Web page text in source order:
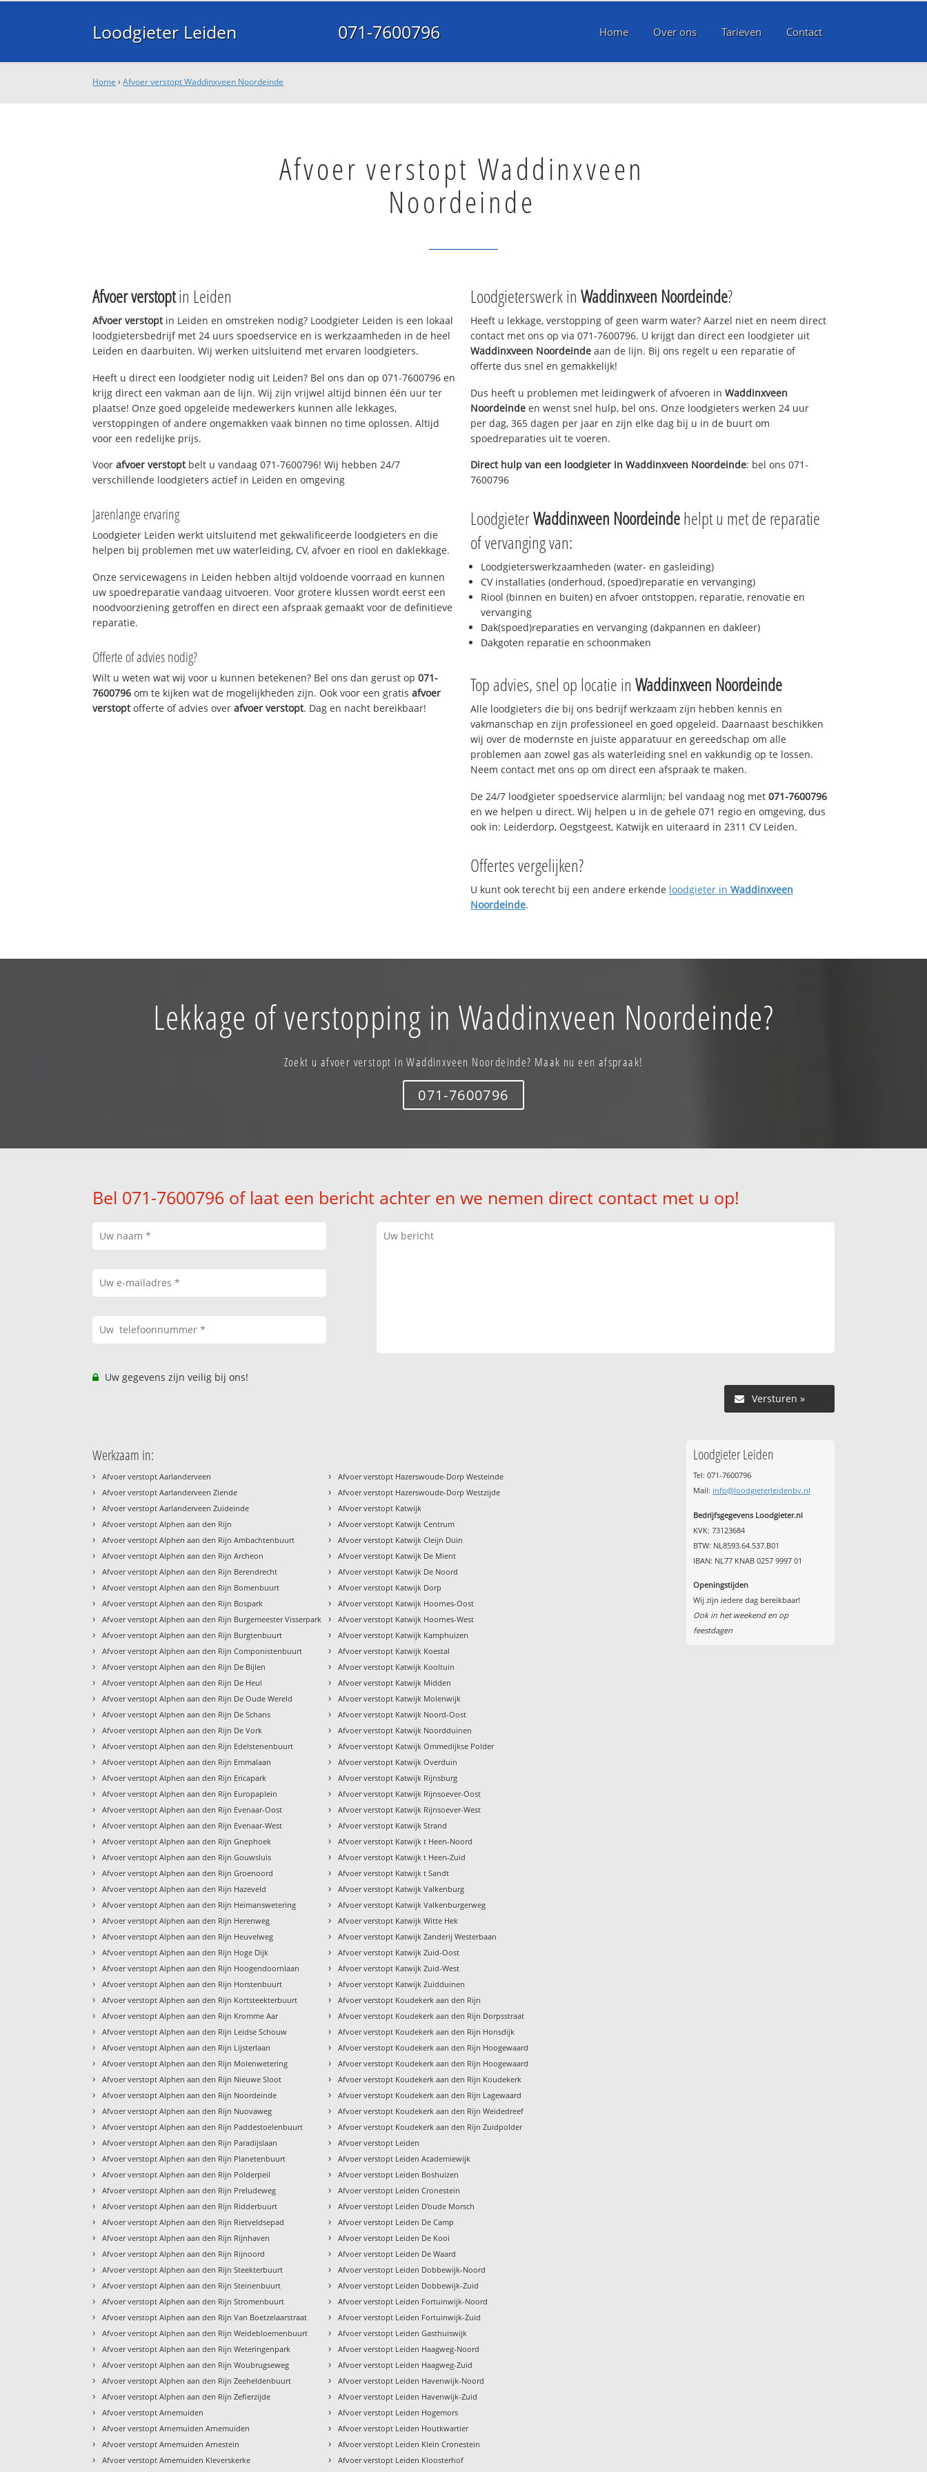
Loodgieter Leiden 071-7600796 Home Over ons Tarieven Contact
Home ›Afvoer verstopt Waddinxveen Noordeinde
Afvoer verstopt Waddinxveen
Noordeinde
Afvoer verstoptin Leiden
Afvoer verstoptin Leiden en omstreken nodig? Loodgieter Leiden is een lokaal
loodgietersbedrijf met 24 uurs spoedservice en is werkzaamheden in de heel
Leiden en daarbuiten. Wij werken uitsluitend met ervaren loodgieters.
Heeft u direct een loodgieter nodig uit Leiden? Bel ons dan op 071-7600796 en
krijg direct een vakman aan de lijn. Wij zijn vrijwel altijd binnen één uur ter
plaatse! Onze goed opgeleide medewerkers kunnen alle lekkages,
verstoppingen of andere ongemakken vaak binnen no time oplossen. Altijd
voor een redelijke prijs.
Voorafvoer verstoptbelt u vandaag 071-7600796! Wij hebben 24/7
verschillende loodgieters actief in Leiden en omgeving
Jarenlange ervaring
Loodgieter Leiden werkt uitsluitend met gekwalificeerde loodgieters en die
helpen bij problemen met uw waterleiding, CV, afvoer en riool en daklekkage.
Onze servicewagens in Leiden hebben altijd voldoende voorraad en kunnen
uw spoedreparatie vandaag uitvoeren. Voor grotere klussen wordt eerst een
noodvoorziening getroffen en direct een afspraak gemaakt voor de definitieve
reparatie.
Offerte of advies nodig?
Wilt u weten wat wij voor u kunnen betekenen? Bel ons dan gerust op071-
7600796 om te kijken wat de mogelijkheden zijn. Ook voor een gratisafvoer
verstoptofferte of advies overafvoer verstopt. Dag en nacht bereikbaar!
Loodgieterswerk in Waddinxveen Noordeinde?
Heeft u lekkage, verstopping of geen warm water? Aarzel niet en neem direct
contact met ons op via 071-7600796. U krijgt dan direct een loodgieter uit
Waddinxveen Noordeinde aan de lijn. Bij ons regelt u een reparatie of
offerte dus snel en gemakkelijk!
Dus heeft u problemen met leidingwerk of afvoeren in Waddinxveen
Noordeinde en wenst snel hulp, bel ons. Onze loodgieters werken 24 uur
per dag, 365 dagen per jaar en zijn elke dag bij u in de buurt om
spoedreparaties uit te voeren.
Direct hulp van een loodgieter in Waddinxveen Noordeinde: bel ons 071-
7600796
LoodgieterWaddinxveen Noordeindehelpt u met de reparatie
of vervanging van:
Loodgieterswerkzaamheden (water- en gasleiding)
CV installaties (onderhoud, (spoed)reparatie en vervanging)
Riool (binnen en buiten) en afvoer ontstoppen, reparatie, renovatie en
vervanging
Dak(spoed)reparaties en vervanging (dakpannen en dakleer)
Dakgoten reparatie en schoonmaken
Top advies, snel op locatie in Waddinxveen Noordeinde
Alle loodgieters die bij ons bedrijf werkzaam zijn hebben kennis en
vakmanschap en zijn professioneel en goed opgeleid. Daarnaast beschikken
wij over de modernste en juiste apparatuur en gereedschap om alle
problemen aan zowel gas als waterleiding snel en vakkundig op te lossen.
Neem contact met ons op om direct een afspraak te maken.
De 24/7 loodgieter spoedservice alarmlijn; bel vandaag nog met 071-7600796
en we helpen u direct. Wij helpen u in de gehele 071 regio en omgeving, dus
ook in: Leiderdorp, Oegstgeest, Katwijk en uiteraard in 2311 CV Leiden.
Offertes vergelijken?
U kunt ook terecht bij een andere erkende loodgieter in Waddinxveen
Noordeinde.
Lekkage of verstopping in Waddinxveen Noordeinde?
Zoekt u afvoer verstopt in Waddinxveen Noordeinde? Maak nu een afspraak!
071-7600796
Bel 071-7600796 of laat een bericht achter en we nemen direct contact met u op!
Uw gegevens zijn veilig bij ons!
Versturen »
Werkzaam in:
› Afvoer verstopt Aarlanderveen
› Afvoer verstopt Aarlanderveen Ziende
› Afvoer verstopt Aarlanderveen Zuideinde
› Afvoer verstopt Alphen aan den Rijn
› Afvoer verstopt Alphen aan den Rijn Ambachtenbuurt
› Afvoer verstopt Alphen aan den Rijn Archeon
› Afvoer verstopt Alphen aan den Rijn Berendrecht
› Afvoer verstopt Alphen aan den Rijn Bomenbuurt
› Afvoer verstopt Alphen aan den Rijn Bospark
› Afvoer verstopt Alphen aan den Rijn Burgemeester Visserpark
› Afvoer verstopt Alphen aan den Rijn Burgtenbuurt
› Afvoer verstopt Alphen aan den Rijn Componistenbuurt
› Afvoer verstopt Alphen aan den Rijn De Bijlen
› Afvoer verstopt Alphen aan den Rijn De Heul
› Afvoer verstopt Alphen aan den Rijn De Oude Wereld
› Afvoer verstopt Alphen aan den Rijn De Schans
› Afvoer verstopt Alphen aan den Rijn De Vork
› Afvoer verstopt Alphen aan den Rijn Edelstenenbuurt
› Afvoer verstopt Alphen aan den Rijn Emmalaan
› Afvoer verstopt Alphen aan den Rijn Ericapark
› Afvoer verstopt Alphen aan den Rijn Europaplein
› Afvoer verstopt Alphen aan den Rijn Evenaar-Oost
› Afvoer verstopt Alphen aan den Rijn Evenaar-West
› Afvoer verstopt Alphen aan den Rijn Gnephoek
› Afvoer verstopt Alphen aan den Rijn Gouwsluis
› Afvoer verstopt Alphen aan den Rijn Groenoord
› Afvoer verstopt Alphen aan den Rijn Hazeveld
› Afvoer verstopt Alphen aan den Rijn Heimanswetering
› Afvoer verstopt Alphen aan den Rijn Herenweg
› Afvoer verstopt Alphen aan den Rijn Heuvelweg
› Afvoer verstopt Alphen aan den Rijn Hoge Dijk
› Afvoer verstopt Alphen aan den Rijn Hoogendoornlaan
› Afvoer verstopt Alphen aan den Rijn Horstenbuurt
› Afvoer verstopt Alphen aan den Rijn Kortsteekterbuurt
› Afvoer verstopt Alphen aan den Rijn Kromme Aar
› Afvoer verstopt Alphen aan den Rijn Leidse Schouw
› Afvoer verstopt Alphen aan den Rijn Lijsterlaan
› Afvoer verstopt Alphen aan den Rijn Molenwetering
› Afvoer verstopt Alphen aan den Rijn Nieuwe Sloot
› Afvoer verstopt Alphen aan den Rijn Noordeinde
› Afvoer verstopt Alphen aan den Rijn Nuovaweg
› Afvoer verstopt Alphen aan den Rijn Paddestoelenbuurt
› Afvoer verstopt Alphen aan den Rijn Paradijslaan
› Afvoer verstopt Alphen aan den Rijn Planetenbuurt
› Afvoer verstopt Alphen aan den Rijn Polderpeil
› Afvoer verstopt Alphen aan den Rijn Preludeweg
› Afvoer verstopt Alphen aan den Rijn Ridderbuurt
› Afvoer verstopt Alphen aan den Rijn Rietveldsepad
› Afvoer verstopt Alphen aan den Rijn Rijnhaven
› Afvoer verstopt Alphen aan den Rijn Rijnoord
› Afvoer verstopt Alphen aan den Rijn Steekterbuurt
› Afvoer verstopt Alphen aan den Rijn Steinenbuurt
› Afvoer verstopt Alphen aan den Rijn Stromenbuurt
› Afvoer verstopt Alphen aan den Rijn Van Boetzelaarstraat
› Afvoer verstopt Alphen aan den Rijn Weidebloemenbuurt
› Afvoer verstopt Alphen aan den Rijn Weteringenpark
› Afvoer verstopt Alphen aan den Rijn Woubrugseweg
› Afvoer verstopt Alphen aan den Rijn Zeeheldenbuurt
› Afvoer verstopt Alphen aan den Rijn Zefierzijde
› Afvoer verstopt Arnemuiden
› Afvoer verstopt Arnemuiden Arnemuiden
› Afvoer verstopt Arnemuiden Arnestein
› Afvoer verstopt Arnemuiden Kleverskerke
› Afvoer verstopt Hazerswoude-Dorp Westeinde
› Afvoer verstopt Hazerswoude-Dorp Westzijde
› Afvoer verstopt Katwijk
› Afvoer verstopt Katwijk Centrum
› Afvoer verstopt Katwijk Cleijn Duin
› Afvoer verstopt Katwijk De Mient
› Afvoer verstopt Katwijk De Noord
› Afvoer verstopt Katwijk Dorp
› Afvoer verstopt Katwijk Hoornes-Oost
› Afvoer verstopt Katwijk Hoornes-West
› Afvoer verstopt Katwijk Kamphuizen
› Afvoer verstopt Katwijk Koestal
› Afvoer verstopt Katwijk Kooltuin
› Afvoer verstopt Katwijk Midden
› Afvoer verstopt Katwijk Molenwijk
› Afvoer verstopt Katwijk Noord-Oost
› Afvoer verstopt Katwijk Noordduinen
› Afvoer verstopt Katwijk Ommedijkse Polder
› Afvoer verstopt Katwijk Overduin
› Afvoer verstopt Katwijk Rijnsburg
› Afvoer verstopt Katwijk Rijnsoever-Oost
› Afvoer verstopt Katwijk Rijnsoever-West
› Afvoer verstopt Katwijk Strand
› Afvoer verstopt Katwijk t Heen-Noord
› Afvoer verstopt Katwijk t Heen-Zuid
› Afvoer verstopt Katwijk t Sandt
› Afvoer verstopt Katwijk Valkenburg
› Afvoer verstopt Katwijk Valkenburgerweg
› Afvoer verstopt Katwijk Witte Hek
› Afvoer verstopt Katwijk Zanderij Westerbaan
› Afvoer verstopt Katwijk Zuid-Oost
› Afvoer verstopt Katwijk Zuid-West
› Afvoer verstopt Katwijk Zuidduinen
› Afvoer verstopt Koudekerk aan den Rijn
› Afvoer verstopt Koudekerk aan den Rijn Dorpsstraat
› Afvoer verstopt Koudekerk aan den Rijn Honsdijk
› Afvoer verstopt Koudekerk aan den Rijn Hoogewaard
› Afvoer verstopt Koudekerk aan den Rijn Hoogewaard
› Afvoer verstopt Koudekerk aan den Rijn Koudekerk
› Afvoer verstopt Koudekerk aan den Rijn Lagewaard
› Afvoer verstopt Koudekerk aan den Rijn Weidedreef
› Afvoer verstopt Koudekerk aan den Rijn Zuidpolder
› Afvoer verstopt Leiden
› Afvoer verstopt Leiden Academiewijk
› Afvoer verstopt Leiden Boshuizen
› Afvoer verstopt Leiden Cronestein
› Afvoer verstopt Leiden D'oude Morsch
› Afvoer verstopt Leiden De Camp
› Afvoer verstopt Leiden De Kooi
› Afvoer verstopt Leiden De Waard
› Afvoer verstopt Leiden Dobbewijk-Noord
› Afvoer verstopt Leiden Dobbewijk-Zuid
› Afvoer verstopt Leiden Fortuinwijk-Noord
› Afvoer verstopt Leiden Fortuinwijk-Zuid
› Afvoer verstopt Leiden Gasthuiswijk
› Afvoer verstopt Leiden Haagweg-Noord
› Afvoer verstopt Leiden Haagweg-Zuid
› Afvoer verstopt Leiden Havenwijk-Noord
› Afvoer verstopt Leiden Havenwijk-Zuid
› Afvoer verstopt Leiden Hogemors
› Afvoer verstopt Leiden Houtkwartier
› Afvoer verstopt Leiden Klein Cronestein
› Afvoer verstopt Leiden Kloosterhof
Loodgieter Leiden
Tel: 071-7600796
Mail: info@loodgieterleidenbv.nl
Bedrijfsgegevens Loodgieter.nl
KVK: 73123684
BTW: NL8593.64.537.B01
IBAN: NL77 KNAB 0257 9997 01
Openingstijden
Wij zijn iedere dag bereikbaar!
Ook in het weekend en op
feestdagen